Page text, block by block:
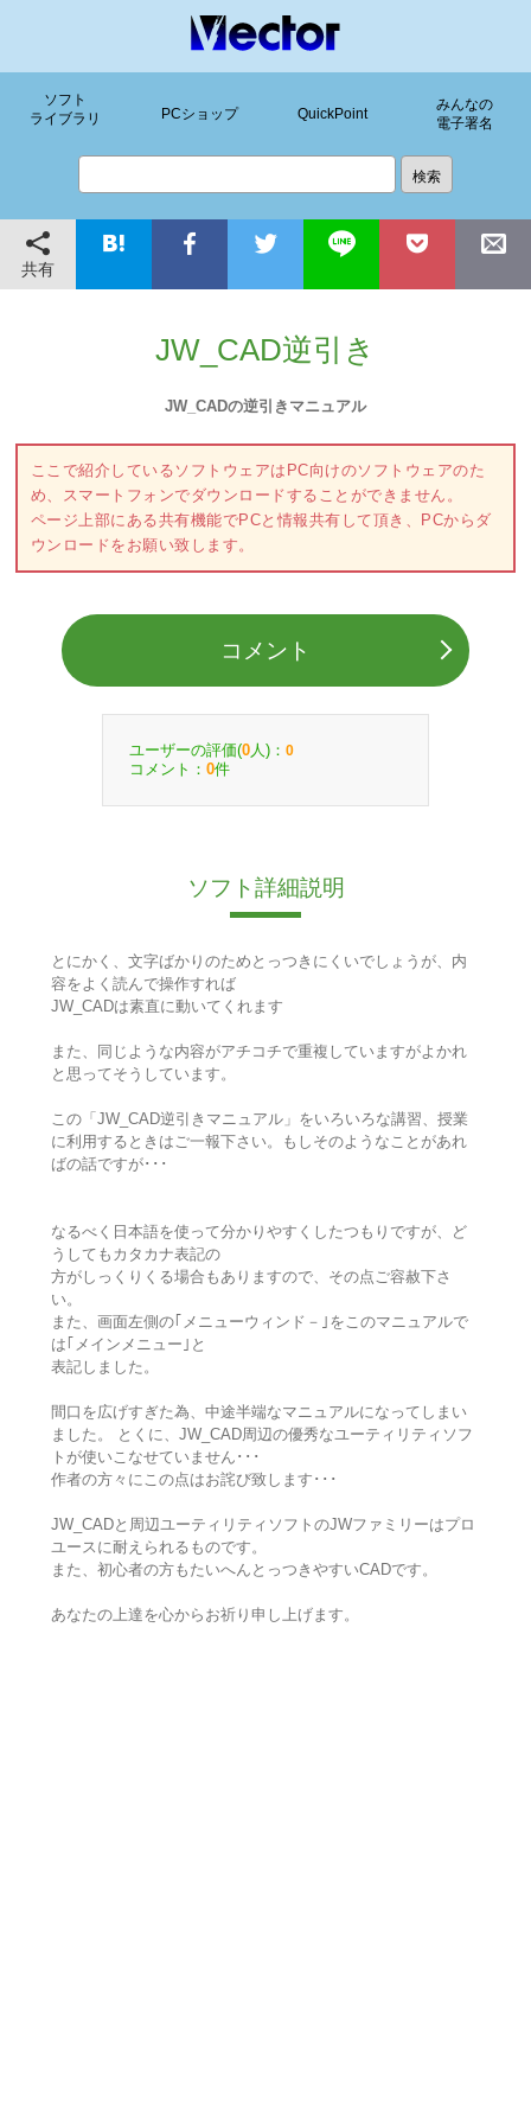
ソフト
ライブラリ
PCショップ QuickPoint
みんなの
電子署名
共有
JW_CAD逆引き
JW_CADの逆引きマニュアル
ここで紹介しているソフトウェアはPC向けのソフトウェアのた
め、スマートフォンでダウンロードすることができません。
ページ上部にある共有機能でPCと情報共有して頂き、PCからダ
ウンロードをお願い致します。
コメント
ユーザーの評価(0 人)： 0
コメント： 0件
ソフト詳細説明
とにかく、文字ばかりのためとっつきにくいでしょうが、内
容をよく読んで操作すれば
JW_CADは素直に動いてくれます
また、同じような内容がアチコチで重複していますがよかれ
と思ってそうしています。
この「JW_CAD逆引きマニュアル」をいろいろな講習、授業
に利用するときはご一報下さい。もしそのようなことがあれ
ばの話ですが･･･
なるべく日本語を使って分かりやすくしたつもりですが、ど
うしてもカタカナ表記の
方がしっくりくる場合もありますので、その点ご容赦下さ
い。
また、画面左側の｢メニューウィンド－｣をこのマニュアルで
は｢メインメニュー｣と
表記しました。
間口を広げすぎた為、中途半端なマニュアルになってしまい
ました。 とくに、JW_CAD周辺の優秀なユーティリティソフ
トが使いこなせていません･･･
作者の方々にこの点はお詫び致します･･･
JW_CADと周辺ユーティリティソフトのJWファミリーはプロ
ユースに耐えられるものです。
また、初心者の方もたいへんとっつきやすいCADです。
あなたの上達を心からお祈り申し上げます。